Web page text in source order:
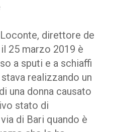
direttore de
25 marzo 2019 è
a sputi e a schiaffi
realizzando un
una donna causato
stato di
di Bari quando è